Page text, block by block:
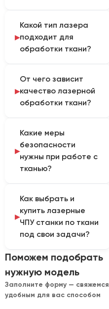
раскраивают
натуральные,
синтетические и
допускают нагрев.
Функцию сопоставляют
с материалом, формой
изделия и
производственной
задачей.
Какой тип лазера
подходит для
обработки ткани?
используют CO₂-лазер.
Также для рулонной
обработки используют
подачи.
От чего зависит
качество лазерной
обработки ткани?
следующие параметры:
состав волокна,
плотность, фокус,
скорость, мощность,
полотна.
Какие меры
безопасности
нужны при работе с
тканью?
проверяют образец и
состав покрытий;
станок должен иметь
вытяжку и постоянный
Как выбрать и
купить лазерные
ЧПУ станки по ткани
под свои задачи?
Для расчета нужно
плотность ткани,
ширину рулона,
размеры лекал, объем
Поможем подобрать
нужную модель
Заполните форму — свяжемся
удобным для вас способом